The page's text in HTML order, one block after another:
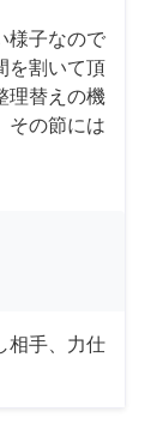
様子なので
を割いて頂
理替えの機
その節には
相手、力仕